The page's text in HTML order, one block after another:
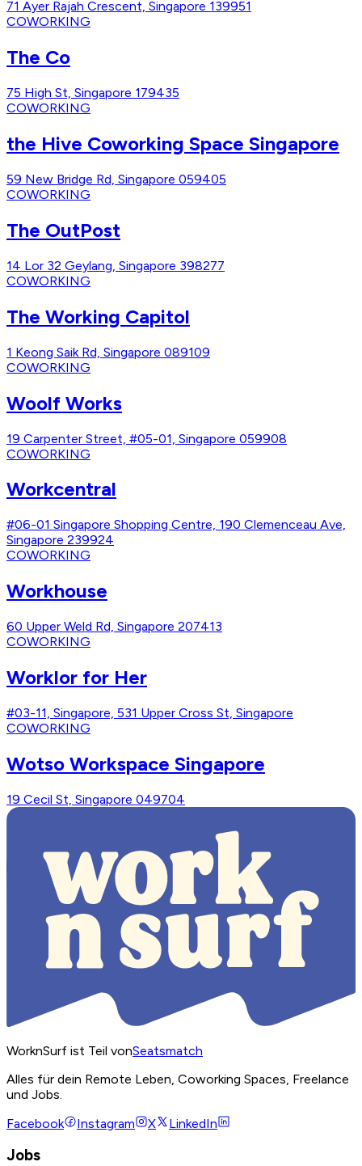
71 Ayer Rajah Crescent, Singapore 139951
COWORKING
The Co
75 High St, Singapore 179435
COWORKING
the Hive Coworking Space Singapore
59 New Bridge Rd, Singapore 059405
COWORKING
The OutPost
14 Lor 32 Geylang, Singapore 398277
COWORKING
The Working Capitol
1 Keong Saik Rd, Singapore 089109
COWORKING
Woolf Works
19 Carpenter Street, #05-01, Singapore 059908
COWORKING
Workcentral
#06-01 Singapore Shopping Centre, 190 Clemenceau Ave,
Singapore 239924
COWORKING
Workhouse
60 Upper Weld Rd, Singapore 207413
COWORKING
Worklor for Her
#03-11, Singapore, 531 Upper Cross St, Singapore
COWORKING
Wotso Workspace Singapore
19 Cecil St, Singapore 049704
WorknSurf ist Teil vonSeatsmatch
Alles für dein Remote Leben, Coworking Spaces, Freelance
und Jobs.
Facebook
Instagram X LinkedIn
Jobs